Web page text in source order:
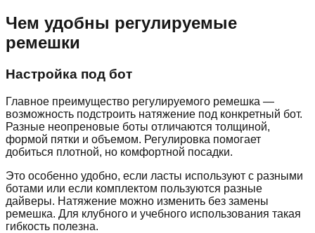
Чем удобны регулируемые
ремешки
Настройка под бот
Главное преимущество регулируемого ремешка —
возможность подстроить натяжение под конкретный бот.
Разные неопреновые боты отличаются толщиной,
формой пятки и объемом. Регулировка помогает
добиться плотной, но комфортной посадки.
Это особенно удобно, если ласты используют с разными
ботами или если комплектом пользуются разные
дайверы. Натяжение можно изменить без замены
ремешка. Для клубного и учебного использования такая
гибкость полезна.